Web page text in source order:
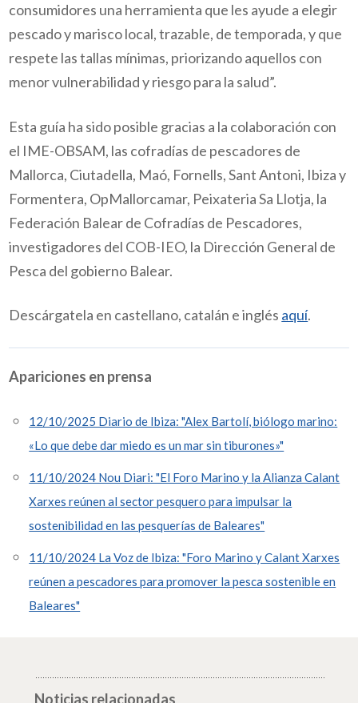
consumidores una herramienta que les ayude a elegir
pescado y marisco local, trazable, de temporada, y que
respete las tallas mínimas, priorizando aquellos con
menor vulnerabilidad y riesgo para la salud”.
Esta guía ha sido posible gracias a la colaboración con
el IME-OBSAM, las cofradías de pescadores de
Mallorca, Ciutadella, Maó, Fornells, Sant Antoni, Ibiza y
Formentera, OpMallorcamar, Peixateria Sa Llotja, la
Federación Balear de Cofradías de Pescadores,
investigadores del COB-IEO, la Dirección General de
Pesca del gobierno Balear.
Descárgatela en castellano, catalán e inglés aquí.
Apariciones en prensa
12/10/2025 Diario de Ibiza: "Alex Bartolí, biólogo marino:
«Lo que debe dar miedo es un mar sin tiburones»"
11/10/2024 Nou Diari: "El Foro Marino y la Alianza Calant
Xarxes reúnen al sector pesquero para impulsar la
sostenibilidad en las pesquerías de Baleares"
11/10/2024 La Voz de Ibiza: "Foro Marino y Calant Xarxes
reúnen a pescadores para promover la pesca sostenible en
Baleares"
Noticias relacionadas